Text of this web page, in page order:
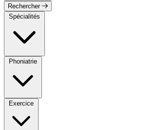
Rechercher
Spécialités
Phoniatrie
Exercice